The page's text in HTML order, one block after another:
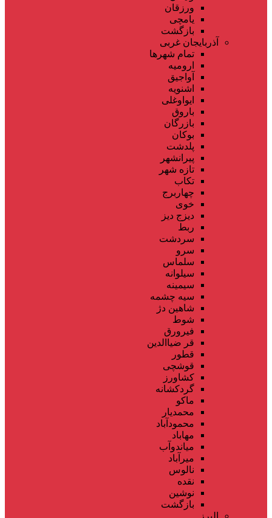
ورزقان
یامچی
بازگشت
آذربایجان غربی
تمام شهر‌ها
ارومیه
آواجیق
اشنویه
ایواوغلی
باروق
بازرگان
بوکان
پلدشت
پیرانشهر
تازه شهر
تکاب
چهاربرج
خوی
دیزج دیز
ربط
سردشت
سرو
سلماس
سیلوانه
سیمینه
سیه چشمه
شاهین دژ
شوط
فیرورق
قر ضیاالدین
قطور
قوشچی
کشاورز
گردکشانه
ماکو
محمدیار
محمودآباد
مهاباد
میاندوآب
میرآباد
نالوس
نقده
نوشین
بازگشت
البرز